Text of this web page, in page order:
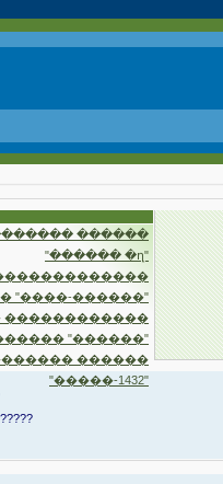
������
"������ �ղ"
"����-������"
������������
"������"
������
"�����-1432"